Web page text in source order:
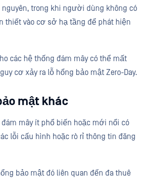
trong khi người dùng không có
thiết vào cơ sở hạ tầng để phát hiện
các hệ thống đám mây có thể mất
cơ xảy ra lỗ hổng bảo mật Zero-Day.
mật khác
mây ít phổ biến hoặc mới nổi có
lỗi cấu hình hoặc rò rỉ thông tin đăng
bảo mật đó liên quan đến đa thuê